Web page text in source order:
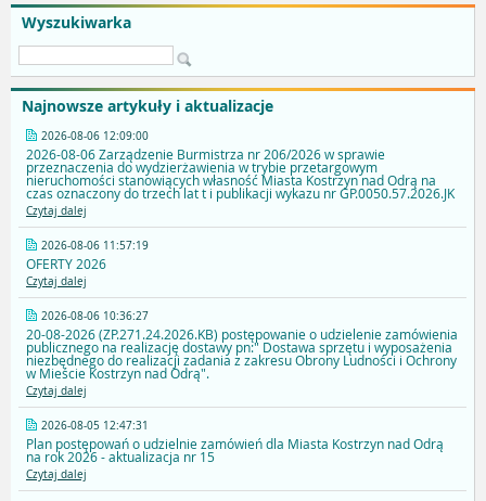
Wyszukiwarka
Najnowsze artykuły i aktualizacje
2026-08-06 12:09:00
2026-08-06 Zarządzenie Burmistrza nr 206/2026 w sprawie
przeznaczenia do wydzierżawienia w trybie przetargowym
nieruchomości stanowiących własność Miasta Kostrzyn nad Odrą na
czas oznaczony do trzech lat t i publikacji wykazu nr GP.0050.57.2026.JK
Czytaj dalej
2026-08-06 11:57:19
OFERTY 2026
Czytaj dalej
2026-08-06 10:36:27
20-08-2026 (ZP.271.24.2026.KB) postępowanie o udzielenie zamówienia
publicznego na realizację dostawy pn:" Dostawa sprzętu i wyposażenia
niezbędnego do realizacji zadania z zakresu Obrony Ludności i Ochrony
w Mieście Kostrzyn nad Odrą".
Czytaj dalej
2026-08-05 12:47:31
Plan postępowań o udzielnie zamówień dla Miasta Kostrzyn nad Odrą
na rok 2026 - aktualizacja nr 15
Czytaj dalej